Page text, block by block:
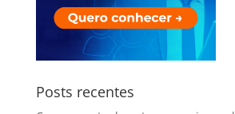
Posts recentes